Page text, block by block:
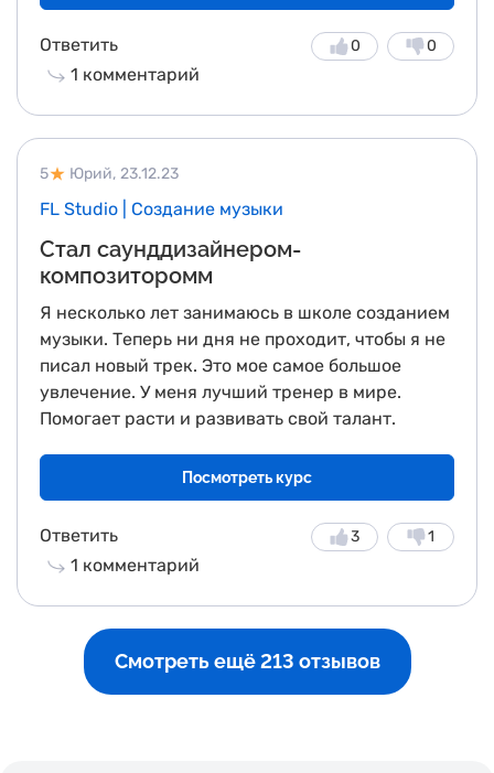
Ответить
1 комментарий
0
0
5 23.12.23
Юрий,
FL Studio | Создание музыки
Стал саунддизайнером-
композиторомм
Я несколько лет занимаюсь в школе созданием
музыки. Теперь ни дня не проходит, чтобы я не
писал новый трек. Это мое самое большое
увлечение. У меня лучший тренер в мире.
Помогает расти и развивать свой талант.
Посмотреть курс
Ответить
1 комментарий
1
3
Смотреть ещё 213 отзывов